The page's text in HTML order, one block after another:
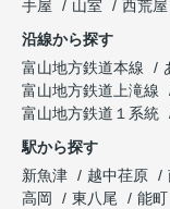
手屋
山室
西荒屋
沿線から探す
富山地方鉄道本線
富山地方鉄道上滝線
富山地方鉄道１系統
駅から探す
新魚津
越中荏原
高岡
東八尾 能町